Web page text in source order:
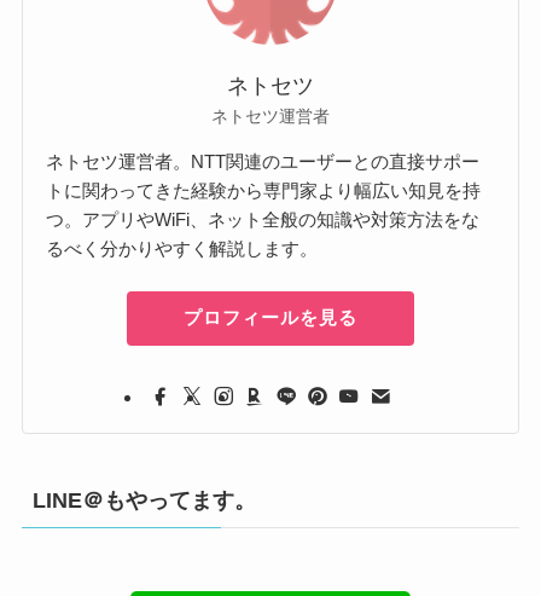
ネトセツ
ネトセツ運営者
ネトセツ運営者。NTT関連のユーザーとの直接サポー
トに関わってきた経験から専門家より幅広い知見を持
つ。アプリやWiFi、ネット全般の知識や対策方法をな
るべく分かりやすく解説します。
プロフィールを見る
LINE＠もやってます。